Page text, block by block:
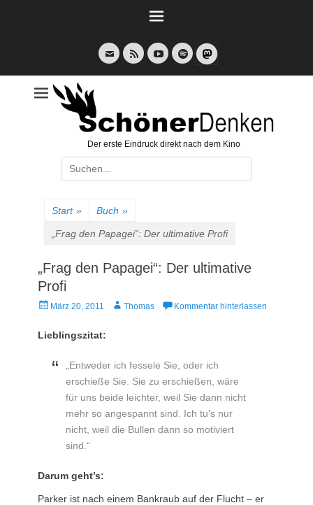
E-
Mail
Feed YouTubeSpotify
Der erste Eindruck direkt nach dem Kino
Suche
nach:
Start » Buch »
„Frag den Papagei“: Der ultimative Profi
„Frag den Papagei“: Der ultimative
Profi
Veröffentlicht
März 20, 2011 AutorThomas Kommentar hinterlassen
Lieblingszitat:
„Entweder ich fessele Sie, oder ich
erschieße Sie. Sie zu erschießen, wäre
für uns beide leichter, weil Sie dann nicht
mehr so angespannt sind. Ich tu’s nur
nicht, weil die Bullen dann so motiviert
sind.“
Darum geht’s:
Parker ist nach einem Bankraub auf der Flucht – er